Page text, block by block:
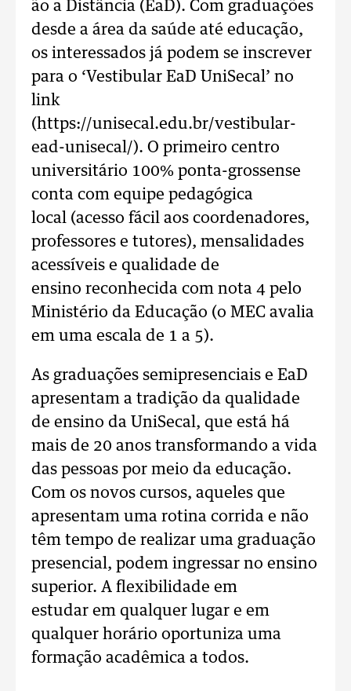
ão a Distância (EaD). Com graduações
desde a área da saúde até educação,
os interessados já podem se inscrever
para o ‘Vestibular EaD UniSecal’ no
link
(https://unisecal.edu.br/vestibular-
ead-unisecal/). O primeiro centro
universitário 100% ponta-grossense
conta com equipe pedagógica
local (acesso fácil aos coordenadores,
professores e tutores), mensalidades
acessíveis e qualidade de
ensino reconhecida com nota 4 pelo
Ministério da Educação (o MEC avalia
em uma escala de 1 a 5).
As graduações semipresenciais e EaD
apresentam a tradição da qualidade
de ensino da UniSecal, que está há
mais de 20 anos transformando a vida
das pessoas por meio da educação.
Com os novos cursos, aqueles que
apresentam uma rotina corrida e não
têm tempo de realizar uma graduação
presencial, podem ingressar no ensino
superior. A flexibilidade em
estudar em qualquer lugar e em
qualquer horário oportuniza uma
formação acadêmica a todos.